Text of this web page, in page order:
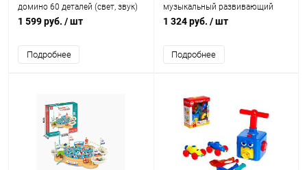
домино 60 деталей (свет, звук)
IQchina
1 599 руб. / шт
Подробнее
музыкальный развивающий
для малышей
1 324 руб. / шт
Подробнее